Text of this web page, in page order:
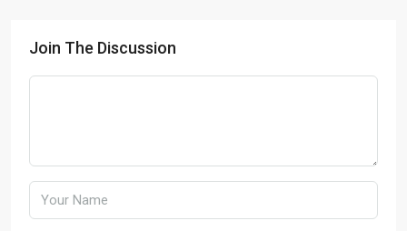
Join The Discussion